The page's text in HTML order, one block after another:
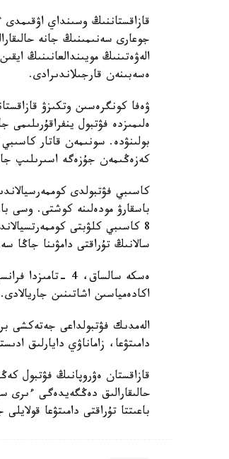
قازاقستاننىڭ وسىنداي
جوعارى سەنىمىنىڭ جانە
الەۋەتىنىڭ مويىندالعانىنىڭ
ەسەبىنەن قارجىلاندىرادى.
ۋەفا كونگرەسىن وتكىزۋ
ەلىمىزدە فۋتبول
بولىنۋدە. سونىمەن قاتار كاسىبي
كەزەڭىمەن جۇزەگە اسىرىلىپ
8 كاسىبي كلۋبتى
سالانىڭ تۇراقتى دامۋىنا جاڭا
ەسكە سالساق، 4
اكادەمياسىن اشاتىنىن جاريالادى.
الەمدىك فۋتبولداعى جەتەكشى
دامىتۋعا، زاماناۋي دايارلىق
قازاقستان ەۋروپانىڭ فۋتبول
حالىقارالىق دەڭگەيدەگى ءىرى
باعىتتا تۇراقتى دامىتۋعا